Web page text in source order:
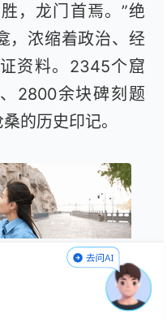
，龙门首焉。”绝
，浓缩着政治、经
资料。2345个窟
2800余块碑刻题
的历史印记。